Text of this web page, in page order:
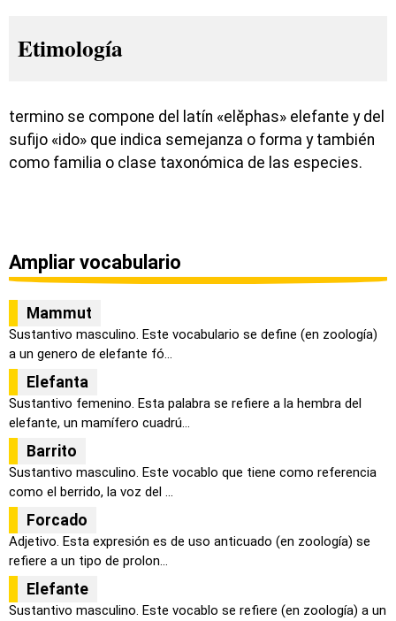
Etimología
termino se compone del latín «elĕphas» elefante y del
sufijo «ido» que indica semejanza o forma y también
como familia o clase taxonómica de las especies.
Ampliar vocabulario
Mammut
Sustantivo masculino. Este vocabulario se define (en zoología)
a un genero de elefante fó...
Elefanta
Sustantivo femenino. Esta palabra se refiere a la hembra del
elefante, un mamífero cuadrú...
Barrito
Sustantivo masculino. Este vocablo que tiene como referencia
como el berrido, la voz del ...
Forcado
Adjetivo. Esta expresión es de uso anticuado (en zoología) se
refiere a un tipo de prolon...
Elefante
Sustantivo masculino. Este vocablo se refiere (en zoología) a un